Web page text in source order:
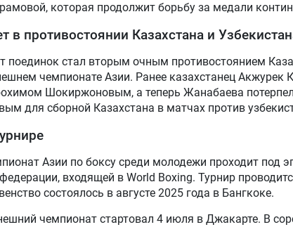
которая продолжит борьбу за медали
в противостоянии Казахстана и
поединок стал вторым очным противостоянием
чемпионате Азии. Ранее казахстанец Акжурек
Шокиржоновым, а теперь Жанабаева
для сборной Казахстана в матчах против
Азии по боксу среди молодежи проходит под
входящей в World Boxing. Турнир
состоялось в августе 2025 года в Бангкоке.
чемпионат стартовал 4 июля в Джакарте. В